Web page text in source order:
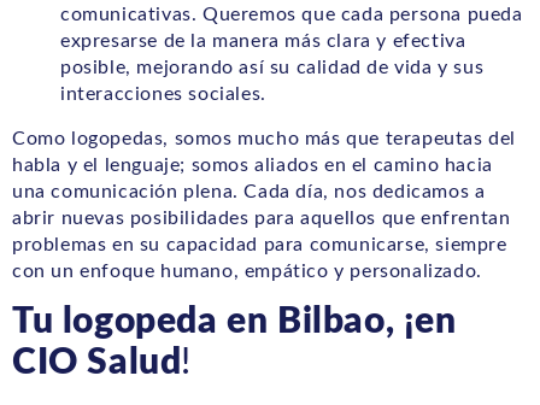
comunicativas. Queremos que cada persona pueda
expresarse de la manera más clara y efectiva
posible, mejorando así su calidad de vida y sus
interacciones sociales.
Como logopedas, somos mucho más que terapeutas del
habla y el lenguaje; somos aliados en el camino hacia
una comunicación plena. Cada día, nos dedicamos a
abrir nuevas posibilidades para aquellos que enfrentan
problemas en su capacidad para comunicarse, siempre
con un enfoque humano, empático y personalizado.
Tu logopeda en Bilbao, ¡en
CIO Salud !